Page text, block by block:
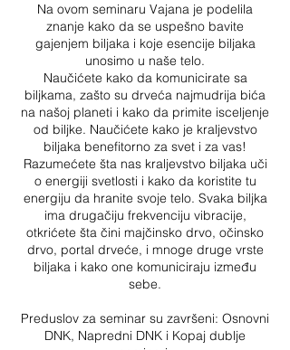
Na ovom seminaru Vajana je podelila
znanje kako da se uspešno bavite
gajenjem biljaka i koje esencije biljaka
unosimo u naše telo.
Naučićete kako da komunicirate sa
biljkama, zašto su drveća najmudrija bića
na našoj planeti i kako da primite isceljenje
od biljke. Naučićete kako je kraljevstvo
biljaka benefitorno za svet i za vas!
Razumećete šta nas kraljevstvo biljaka uči
o energiji svetlosti i kako da koristite tu
energiju da hranite svoje telo. Svaka biljka
ima drugačiju frekvenciju vibracije,
otkrićete šta čini majčinsko drvo, očinsko
drvo, portal drveće, i mnoge druge vrste
biljaka i kako one komuniciraju između
sebe.
Preduslov za seminar su završeni: Osnovni
DNK, Napredni DNK i Kopaj dublje